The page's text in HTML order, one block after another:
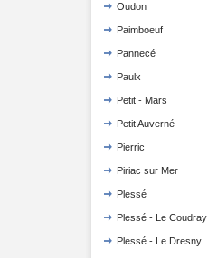
Oudon
Paimboeuf
Pannecé
Paulx
Petit - Mars
Petit Auverné
Pierric
Piriac sur Mer
Plessé
Plessé - Le Coudray
Plessé - Le Dresny